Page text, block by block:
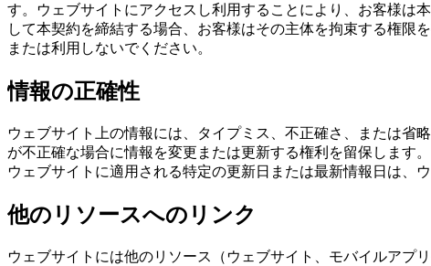
す。ウェブサイトにアクセスし利用することにより、お客様は
して本契約を締結する場合、お客様はその主体を拘束する権限
または利用しないでください。
情報の正確性
ウェブサイト上の情報には、タイプミス、不正確さ、または省
が不正確な場合に情報を変更または更新する権利を留保します
ウェブサイトに適用される特定の更新日または最新情報日は、
他のリソースへのリンク
ウェブサイトには他のリソース（ウェブサイト、モバイルアプ